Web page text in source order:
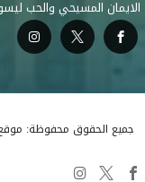
الايمان المسيحي والحب